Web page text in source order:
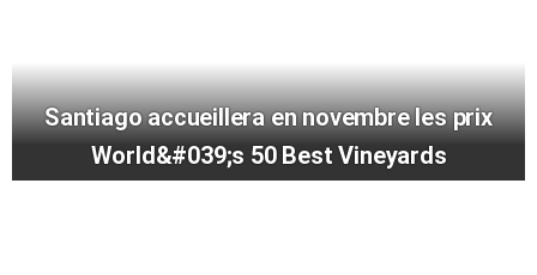
Santiago accueillera en novembre les prix
World&#039;s 50 Best Vineyards